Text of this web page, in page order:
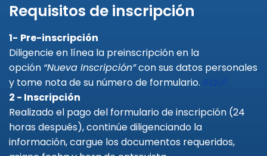
Requisitos de inscripción
1- Pre-inscripción
Diligencie en línea la preinscripción en la
opción “Nueva Inscripción”con sus datos personales
y tome nota de su número de formulario.
2 - Inscripción
Realizado el pago del formulario de inscripción (24
horas después), continúe diligenciando la
información, cargue los documentos requeridos,